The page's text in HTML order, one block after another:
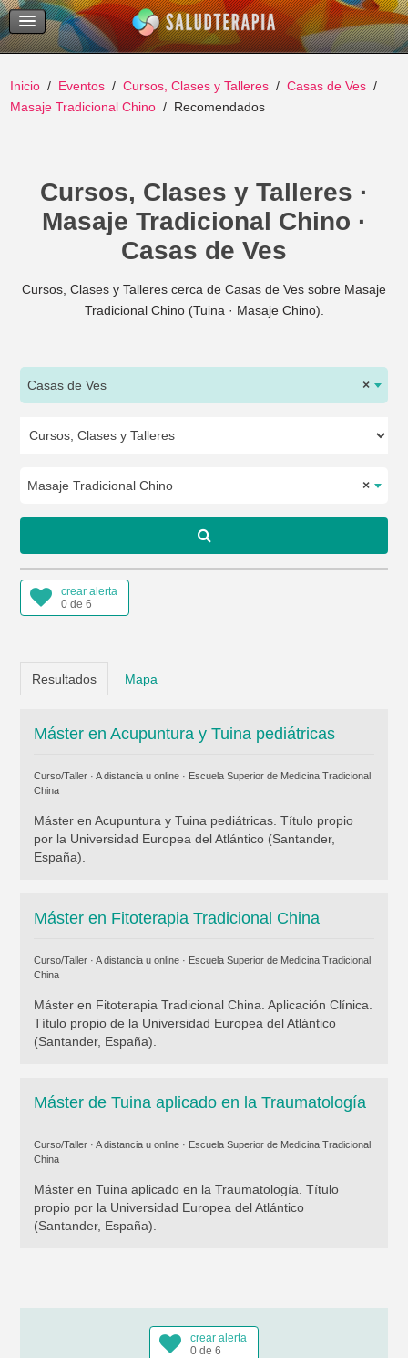
Temas Recientes
Buscar
Inicio Eventos Cursos, Clases y Talleres
Casas de Ves
Masaje Tradicional Chino
Recomendados
Cursos, Clases y Talleres ·
Masaje Tradicional Chino ·
Casas de Ves
Cursos, Clases y Talleres cerca de Casas de Ves sobre Masaje
Tradicional Chino (Tuina · Masaje Chino).
×
Casas de Ves
×
Masaje Tradicional Chino
crear alerta
0 de 6
Resultados Mapa
Máster en Acupuntura y Tuina pediátricas
Curso/Taller · A distancia u online · Escuela Superior de Medicina Tradicional
China
Máster en Acupuntura y Tuina pediátricas. Título propio
por la Universidad Europea del Atlántico (Santander,
España).
Máster en Fitoterapia Tradicional China
Curso/Taller · A distancia u online · Escuela Superior de Medicina Tradicional
China
Máster en Fitoterapia Tradicional China. Aplicación Clínica.
Título propio de la Universidad Europea del Atlántico
(Santander, España).
Máster de Tuina aplicado en la Traumatología
Curso/Taller · A distancia u online · Escuela Superior de Medicina Tradicional
China
Máster en Tuina aplicado en la Traumatología. Título
propio por la Universidad Europea del Atlántico
(Santander, España).
crear alerta
0 de 6